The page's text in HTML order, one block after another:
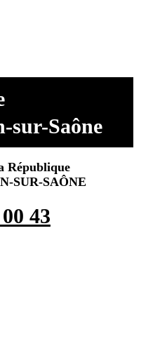
sur-Saône
République
SUR-SAÔNE
43